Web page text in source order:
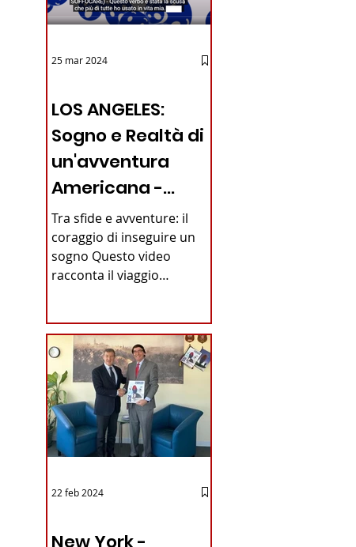
LOS ANGELES:
Sogno e Realtà di
un'avventura
Americana -
VIDEO
Tra sfide e avventure: il
coraggio di inseguire un
sogno Questo video
racconta il viaggio
25 mar 2024
New York -
22 feb 2024